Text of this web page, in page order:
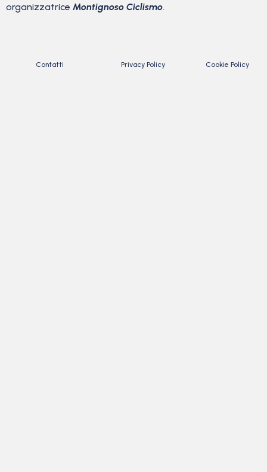
organizzatrice Montignoso Ciclismo.
Contatti Privacy Policy Cookie Policy